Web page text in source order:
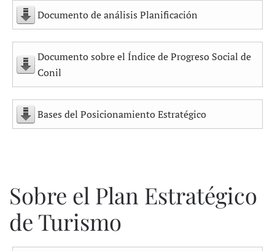
Documento de análisis Planificación
Documento sobre el Índice de Progreso Social de
Conil
Bases del Posicionamiento Estratégico
Sobre el Plan Estratégico
de Turismo